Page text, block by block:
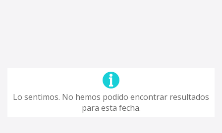
Lo sentimos. No hemos podido encontrar resultados
para esta fecha.